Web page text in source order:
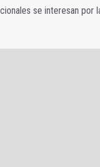
se interesan por